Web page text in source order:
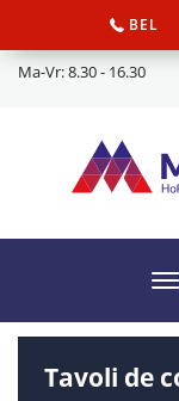
BEL
Ma-Vr: 8.30 - 16.30
Tavoli de